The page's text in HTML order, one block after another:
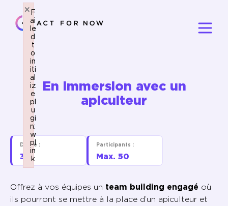
En immersion avec un
apiculteur
Durée :
3h
Participants :
Max. 50
Offrez à vos équipes un team building engagé où
ils pourront se mettre à la place d’un apiculteur et
F
ai
le
d
t
o
in
iti
al
iz
e
pl
u
gi
n:
w
pl
in
k
×
Failed to initialize plugin: wplink
F
ai
le
d
t
o
in
iti
al
iz
e
pl
u
gi
n:
w
pl
in
k
×
Failed to initialize plugin: wplink